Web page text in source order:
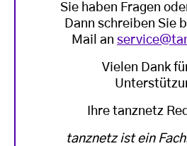
Sie haben Fragen
Dann schreiben Sie
Mail an
Vielen Dank
Ihre tanznetz
tanznetz ist ein